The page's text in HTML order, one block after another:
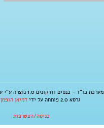
מערכת כו"ד - כנסים ודרקונים 1.0 נוצרה ע"י ערן הרץ 2011-2014
גרסא 2.0 פותחה על ידי
דמיאן הופמן
כניסה/הצטרפות